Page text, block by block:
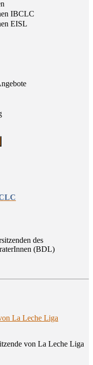
IBCLC
EISL
des
(BDL)
von La Leche Liga